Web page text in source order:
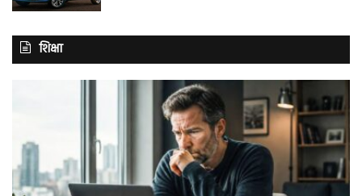
शिक्षा